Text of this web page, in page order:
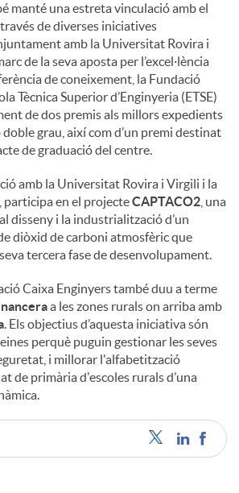
manté una estreta vinculació amb el
de diverses iniciatives
amb la Universitat Rovira i
de la seva aposta per l’excel·lència
de coneixement, la Fundació
Tècnica Superior d’Enginyeria (ETSE)
de dos premis als millors expedients
doble grau, així com d’un premi destinat
de graduació del centre.
amb la Universitat Rovira i Virgili i la
participa en el projecteCAPTACO2 , una
disseny i la industrialització d’un
diòxid de carboni atmosfèric que
tercera fase de desenvolupament.
Caixa Enginyers també duu a terme
a les zones rurals on arriba amb
. Els objectius d’aquesta iniciativa són
perquè puguin gestionar les seves
i millorar l'alfabetització
de primària d'escoles rurals d’una